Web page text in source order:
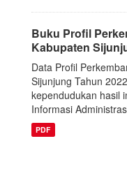
Buku Profil
Kabupaten
Data Profil
Sijunjung Tahun
kependudukan hasil
Informasi
PDF